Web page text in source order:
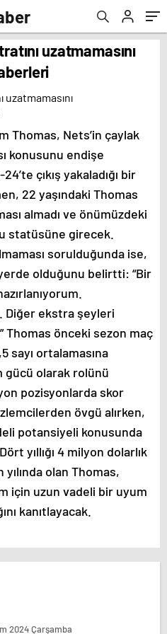
2024 Çarşamba
uzatmamasını
Thomas, Nets’in çaylak
konusunu endişe
çıkış yakaladığı bir
22 yaşındaki Thomas
almadı ve önümüzdeki
statüsüne girecek.
sorulduğunda ise,
olduğunu belirtti: “Bir
Diğer ekstra şeyleri
Thomas önceki sezon maç
sayı ortalamasına
gücü olarak rolünü
pozisyonlarda skor
övgü alırken,
potansiyeli konusunda
yıllığı 4 milyon dolarlık
olan Thomas,
için uzun vadeli bir uyum
kanıtlayacak.